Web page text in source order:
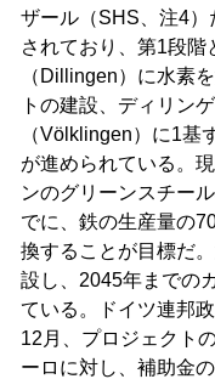
ザール（SHS、注4
されており、第1段階
（Dillingen）に水素
トの建設、ディリン
（Völklingen）に1基
が進められている。
ンのグリーンスチー
でに、鉄の生産量の
換することが目標だ
設し、2045年までの
ている。ドイツ連邦
12月、プロジェクト
ーロに対し、補助金